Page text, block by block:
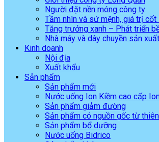
Người đặt nền móng công ty
Tầm nhìn và sứ mệnh, giá trị cốt
Tăng trưởng xanh – Phát triển
Nhà máy và dây chuyền sản xuất
Kinh doanh
Nội địa
Xuất khẩu
Sản phẩm
Sản phẩm mới
Nước uống Ion Kiềm cao cấp
Sản phẩm giảm đường
Sản phẩm có nguồn gốc từ
Sản phẩm bổ dưỡng
Nước uống Bidrico